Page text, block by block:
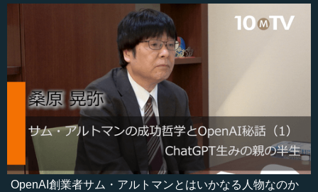
OpenAI創業者サム・アルトマンとはいかなる人物なのか